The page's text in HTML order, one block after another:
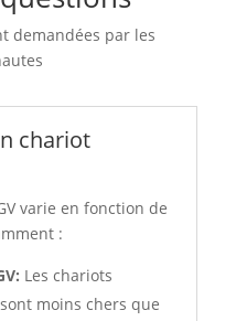
demandées par les
chariot
varie en fonction de
:
Les chariots
moins chers que